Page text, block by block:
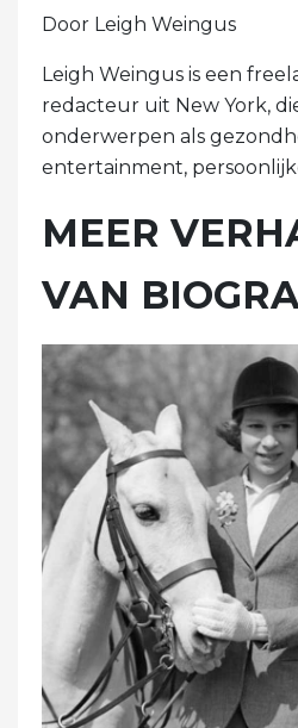
Door Leigh Weingus
Leigh Weingus is een
redacteur uit New York,
onderwerpen als
entertainment,
MEER
VAN